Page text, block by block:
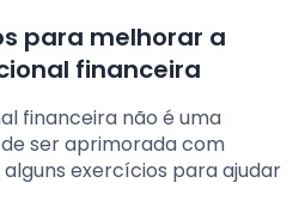
para melhorar a
financeira
financeira não é uma
ser aprimorada com
exercícios para ajudar